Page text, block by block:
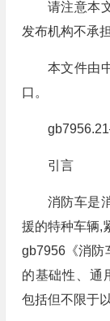
请注意本
发布机构不承
本文件由
口。
引言
消防车是
援的特种车辆,
gb7956《消防
的基础性、通
包括但不限于